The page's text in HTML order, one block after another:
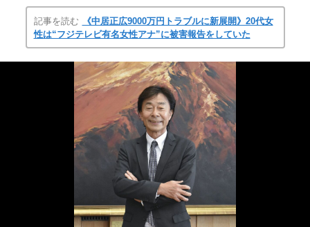
記事を読む
《中居正広9000万円トラブルに新展開》20代女
性は“フジテレビ有名女性アナ”に被害報告をしていた